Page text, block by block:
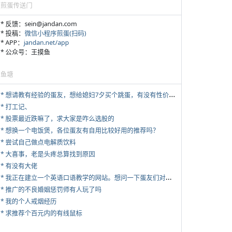
煎蛋传送门
* 反馈：sein@jandan.com
* 投稿： 微信小程序煎蛋(扫码)
* APP： jandan.net/app
* 公众号：王摸鱼
鱼塘
*
想请教有经验的蛋友，想给媳妇7夕买个跳蛋，有没有性价比高的推荐
* 打工记、
* 股票最近跌嘛了，求大家是咋么选股的
* 想换一个电饭煲，各位蛋友有自用比较好用的推荐吗？
* 尝试自己做点电解质饮料
* 大喜事，老是头疼总算找到原因
* 有没有大佬
*
我正在建立一个英语口语教学的网站。想问一下蛋友们对这类教学机构或网站的痛点。
* 推广的不良婚姻惩罚师有人玩了吗
* 我的个人戒烟经历
* 求推荐个百元内的有线鼠标